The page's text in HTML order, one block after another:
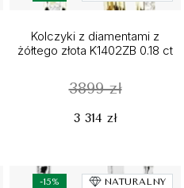
Kolczyki z diamentami z
żółtego złota K1402ZB 0.18 ct
3899 zł
3 314 zł
-15% NATURALNY